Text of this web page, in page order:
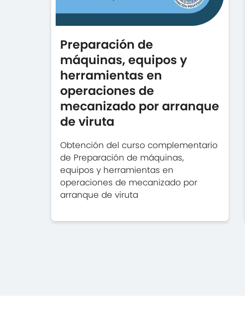
Preparación de
máquinas, equipos y
herramientas en
operaciones de
mecanizado por arranque
de viruta
Obtención del curso complementario
de Preparación de máquinas,
equipos y herramientas en
operaciones de mecanizado por
arranque de viruta